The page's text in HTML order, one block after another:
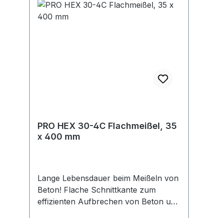
PRO HEX 30-4C Flachmeißel, 35
x 400 mm
Lange Lebensdauer beim Meißeln von
Beton! Flache Schnittkante zum
effizienten Aufbrechen von Beton und